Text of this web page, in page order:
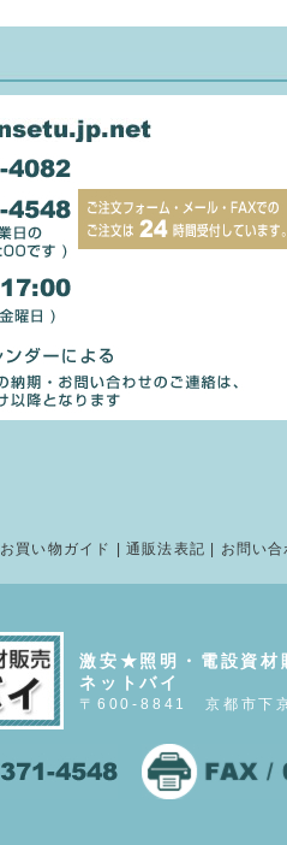
お買い物ガイド |通販法表記 お問い
激安★照明・電設資材
ネットバイ
〒600-8841 京都市下